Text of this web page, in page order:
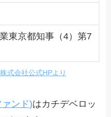
東京都知事（4）第7
式会社公式HPより
ンド)はカチデベロッ